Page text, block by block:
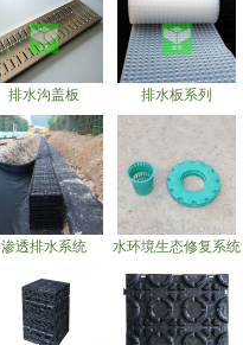
排水沟盖板 排水板系列
渗透排水系统 水环境生态修复系统